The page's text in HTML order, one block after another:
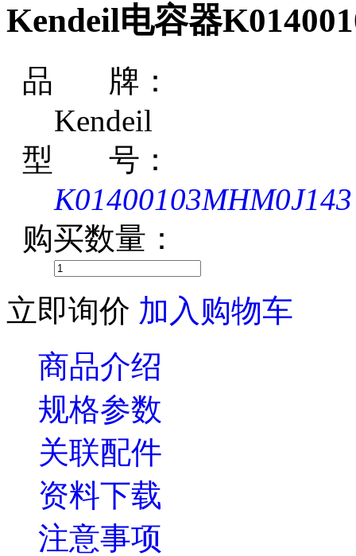
Kendeil电容器
品 牌：
Kendeil
型 号：
K01400103MHM0J143
购买数量：
立即询价 加入购物车
商品介绍
规格参数
关联配件
资料下载
注意事项